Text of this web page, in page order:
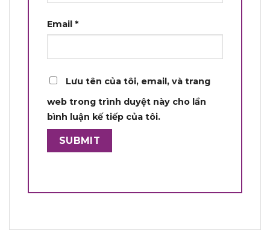
Email *
Lưu tên của tôi, email, và trang
web trong trình duyệt này cho lần
bình luận kế tiếp của tôi.